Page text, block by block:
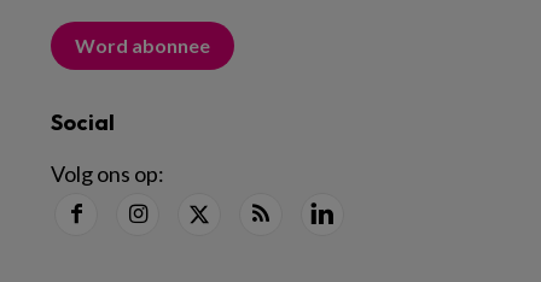
Word abonnee
Social
Volg ons op: